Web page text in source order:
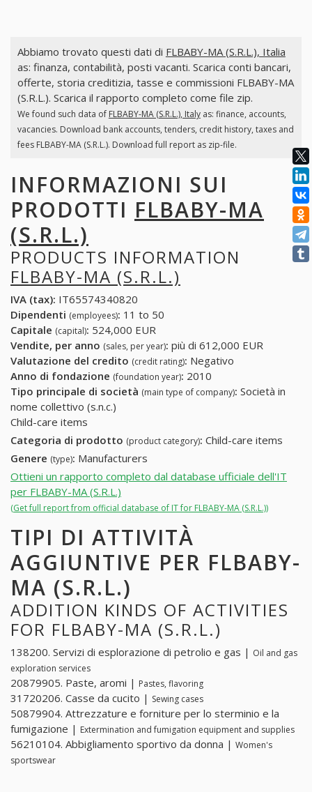
Abbiamo trovato questi dati di FLBABY-MA (S.R.L.), Italia
as: finanza, contabilità, posti vacanti. Scarica conti bancari,
offerte, storia creditizia, tasse e commissioni FLBABY-MA
(S.R.L.). Scarica il rapporto completo come file zip.
We found such data of FLBABY-MA (S.R.L.), Italyas: finance, accounts,
vacancies. Download bank accounts, tenders, credit history, taxes and
fees FLBABY-MA (S.R.L.). Download full report as zip-file.
INFORMAZIONI SUI
PRODOTTI FLBABY-MA
(S.R.L.)
PRODUCTS INFORMATION
FLBABY-MA (S.R.L.)
IVA (tax): IT65574340820
Dipendenti (employees): 11 to 50
Capitale (capital): 524,000 EUR
Vendite, per anno (sales, per year): più di 612,000 EUR
Valutazione del credito (credit rating): Negativo
Anno di fondazione (foundation year): 2010
Tipo principale di società (main type of company): Società in
nome collettivo (s.n.c.)
Child-care items
Categoria di prodotto (product category): Child-care items
Genere (type): Manufacturers
Ottieni un rapporto completo dal database ufficiale dell'IT
per FLBABY-MA (S.R.L.)
(Get full report from official database of IT for FLBABY-MA (S.R.L.))
TIPI DI ATTIVITÀ
AGGIUNTIVE PER FLBABY-
MA (S.R.L.)
ADDITION KINDS OF ACTIVITIES
FOR FLBABY-MA (S.R.L.)
138200. Servizi di esplorazione di petrolio e gas | Oil and gas
exploration services
20879905. Paste, aromi | Pastes, flavoring
31720206. Casse da cucito | Sewing cases
50879904. Attrezzature e forniture per lo sterminio e la
fumigazione | Extermination and fumigation equipment and supplies
56210104. Abbigliamento sportivo da donna | Women's
sportswear